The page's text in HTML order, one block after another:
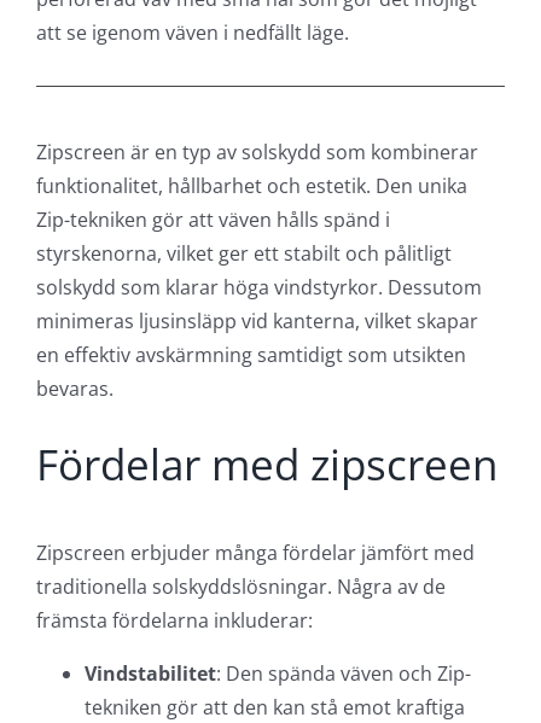
Profiler
Kassett och frontprofil finns i vit, grå, svart och
naturanodiserad aluminium som standard.
Montering
Zip-Screens styrskenor monteras på vägg eller
nisch. Kassettens beslag monteras antigen på vägg
eller i tak.
Väv
Screenväv används som standard, vilket är en
perforerad väv med små hål som gör det möjligt
Zipscreen är en typ av solskydd som kombinerar
funktionalitet, hållbarhet och estetik. Den unika
Zip-tekniken gör att väven hålls spänd i
solskydd som klarar höga vindstyrkor. Dessutom
minimeras ljusinsläpp vid kanterna, vilket skapar